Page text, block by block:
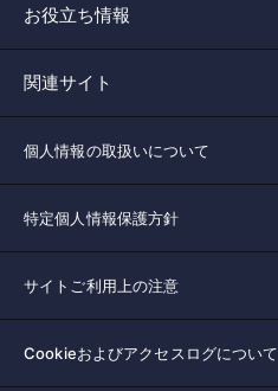
お役立ち情報
関連サイト
個人情報の取扱いについて
特定個人情報保護方針
サイトご利用上の注意
Cookieおよびアクセスログについて